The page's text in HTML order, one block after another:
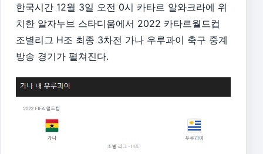
한국시간 12월 3일 오전 0시 카타르 알와크라에 위
치한 알자누브 스타디움에서 2022 카타르월드컵
조별리그 H조 최종 3차전 가나 우루과이 축구 중계
방송 경기가 펼쳐진다.